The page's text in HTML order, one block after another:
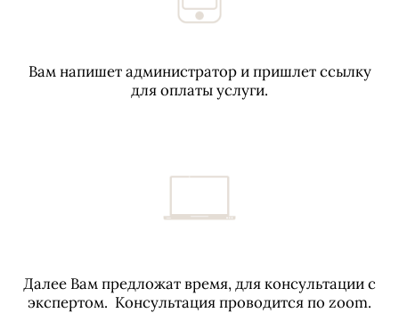
Вам напишет администратор и пришлет ссылку
для оплаты услуги.
Далее Вам предложат время, для консультации с
экспертом. Консультация проводится по zoom.